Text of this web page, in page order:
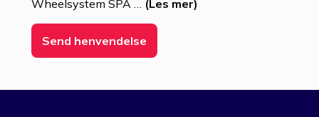
Wheelsystem SPA … (Les mer)
Send henvendelse